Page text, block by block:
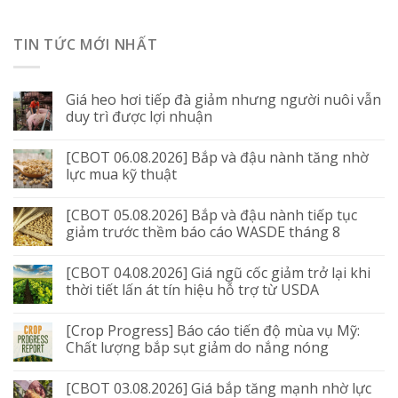
TIN TỨC MỚI NHẤT
Giá heo hơi tiếp đà giảm nhưng người nuôi vẫn
duy trì được lợi nhuận
[CBOT 06.08.2026] Bắp và đậu nành tăng nhờ
lực mua kỹ thuật
[CBOT 05.08.2026] Bắp và đậu nành tiếp tục
giảm trước thềm báo cáo WASDE tháng 8
[CBOT 04.08.2026] Giá ngũ cốc giảm trở lại khi
thời tiết lấn át tín hiệu hỗ trợ từ USDA
[Crop Progress] Báo cáo tiến độ mùa vụ Mỹ:
Chất lượng bắp sụt giảm do nắng nóng
[CBOT 03.08.2026] Giá bắp tăng mạnh nhờ lực